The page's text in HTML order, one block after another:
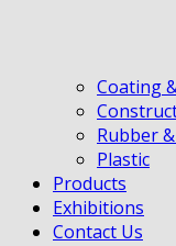
Coating
Rubber
Plastic
Products
Exhibitions
Contact Us